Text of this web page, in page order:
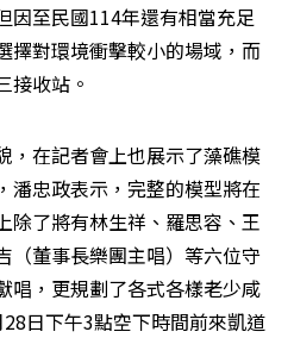
因至民國114年還有相當充足
擇對環境衝擊較小的場域，而
接收站。
，在記者會上也展示了藻礁模
潘忠政表示，完整的模型將在
除了將有林生祥、羅思容、王
（董事長樂團主唱）等六位守
唱，更規劃了各式各樣老少咸
日下午3點空下時間前來凱道